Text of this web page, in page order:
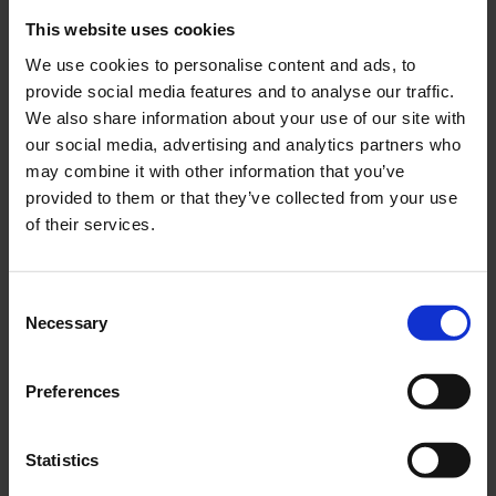
This website uses cookies
We use cookies to personalise content and ads, to
provide social media features and to analyse our traffic.
We also share information about your use of our site with
our social media, advertising and analytics partners who
may combine it with other information that you’ve
provided to them or that they’ve collected from your use
of their services.
Necessary
Preferences
Statistics
Kedjespännare Puch
Florida/Alabama
01-54-702
59 KR
KÖP
Gaffelbäljar Puch
Monza mfl 1 par
PUG011-08-25-101
249KR